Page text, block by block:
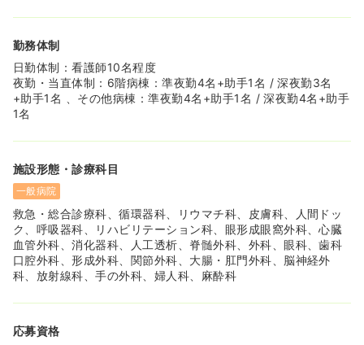
勤務体制
日勤体制：看護師10名程度
夜勤・当直体制：6階病棟：準夜勤4名+助手1名 / 深夜勤3名
+助手1名 、その他病棟：準夜勤4名+助手1名 / 深夜勤4名+助手
1名
施設形態・診療科目
一般病院
救急・総合診療科、循環器科、リウマチ科、皮膚科、人間ドッ
ク、呼吸器科、リハビリテーション科、眼形成眼窩外科、心臓
血管外科、消化器科、人工透析、脊髄外科、外科、眼科、歯科
口腔外科、形成外科、関節外科、大腸・肛門外科、脳神経外
科、放射線科、手の外科、婦人科、麻酔科
応募資格